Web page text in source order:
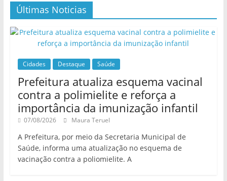
Últimas Noticias
Cidades Destaque Saúde
Prefeitura atualiza esquema vacinal
contra a polimielite e reforça a
importância da imunização infantil
07/08/2026 Maura Teruel
A Prefeitura, por meio da Secretaria Municipal de
Saúde, informa uma atualização no esquema de
vacinação contra a poliomielite. A